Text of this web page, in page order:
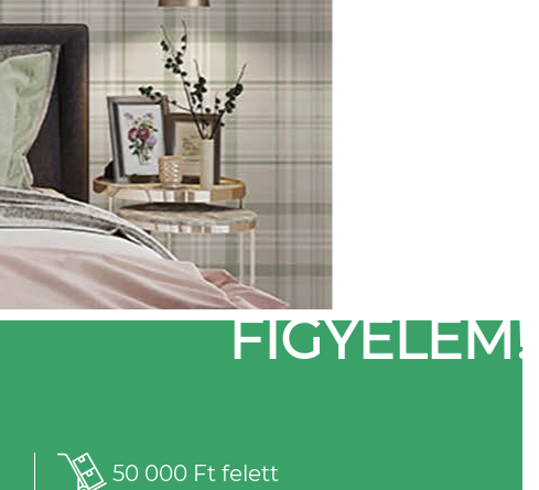
FIGYELEM!
50 000 Ft felett